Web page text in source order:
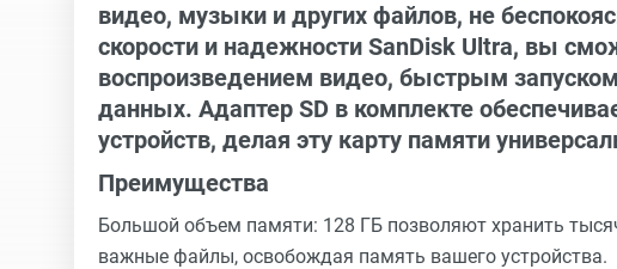
видео, музыки и других файлов, не
скорости и надежности SanDisk Ultra, вы
воспроизведением видео, быстрым
данных. Адаптер SD в комплекте
устройств, делая эту карту памяти
Преимущества
Большой объем памяти: 128 ГБ позволяют хранить
важные файлы, освобождая память вашего устройства.